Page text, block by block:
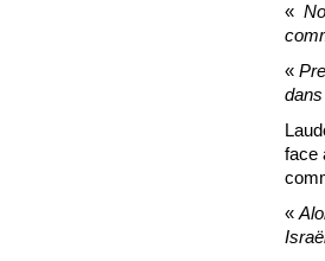
«
«
dans
face
«